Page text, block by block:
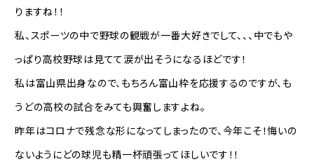
りますね！！
私、スポーツの中で野球の観戦が一番大好きでして、、、中でもや
っぱり高校野球は見てて涙が出そうになるほどです！
私は富山県出身なので、もちろん富山枠を応援するのですが、も
うどの高校の試合をみても興奮しますよね。
昨年はコロナで残念な形になってしまったので、今年こそ！悔いの
ないようにどの球児も精一杯頑張ってほしいです！！